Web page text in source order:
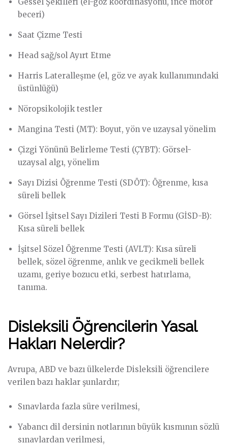
beceri)
Saat Çizme Testi
Head sağ/sol Ayırt Etme
Harris Lateralleşme (el, göz ve ayak kullanımındaki
üstünlüğü)
Nöropsikolojik testler
Mangina Testi (MT): Boyut, yön ve uzaysal yönelim
Çizgi Yönünü Belirleme Testi (ÇYBT): Görsel-
uzaysal algı, yönelim
Sayı Dizisi Öğrenme Testi (SDÖT): Öğrenme, kısa
süreli bellek
Görsel İşitsel Sayı Dizileri Testi B Formu (GİSD-B):
Kısa süreli bellek
İşitsel Sözel Öğrenme Testi (AVLT): Kısa süreli
bellek, sözel öğrenme, anlık ve gecikmeli bellek
uzamı, geriye bozucu etki, serbest hatırlama,
tanıma.
Disleksili Öğrencilerin Yasal
Hakları Nelerdir?
Avrupa, ABD ve bazı ülkelerde Disleksili öğrencilere
verilen bazı haklar şunlardır;
Sınavlarda fazla süre verilmesi,
Yabancı dil dersinin notlarının büyük kısmının sözlü
sınavlardan verilmesi,